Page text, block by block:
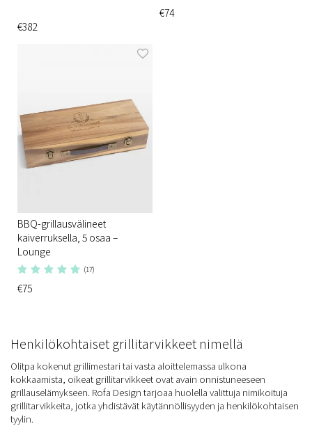
€382
€74
BBQ-grillausvälineet
kaiverruksella, 5 osaa –
Lounge
(17)
€75
Henkilökohtaiset grillitarvikkeet nimellä
Olitpa kokenut grillimestari tai vasta aloittelemassa ulkona
kokkaamista, oikeat grillitarvikkeet ovat avain onnistuneeseen
grillauselämykseen. Rofa Design tarjoaa huolella valittuja nimikoituja
grillitarvikkeita, jotka yhdistävät käytännöllisyyden ja henkilökohtaisen
tyylin.